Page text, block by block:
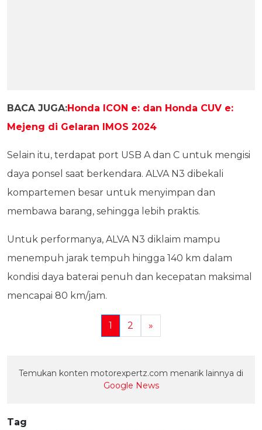
BACA JUGA:Honda ICON e: dan Honda CUV e:
Mejeng di Gelaran IMOS 2024
Selain itu, terdapat port USB A dan C untuk mengisi
daya ponsel saat berkendara. ALVA N3 dibekali
kompartemen besar untuk menyimpan dan
membawa barang, sehingga lebih praktis.
Untuk performanya, ALVA N3 diklaim mampu
menempuh jarak tempuh hingga 140 km dalam
kondisi daya baterai penuh dan kecepatan maksimal
mencapai 80 km/jam.
1 2 »
Temukan konten motorexpertz.com menarik lainnya di
Google News
Tag